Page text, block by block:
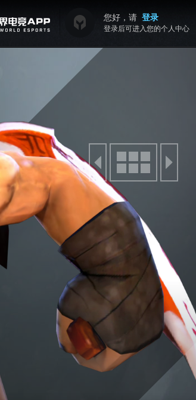
您好，请 登录
登录后可进入您的个人中心